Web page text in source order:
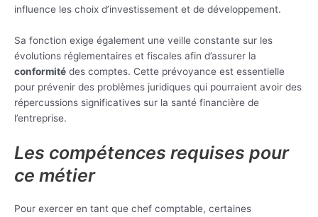
influence les choix d’investissement et de développement.
Sa fonction exige également une veille constante sur les
évolutions réglementaires et fiscales afin d’assurer la
conformité des comptes. Cette prévoyance est essentielle
pour prévenir des problèmes juridiques qui pourraient avoir des
répercussions significatives sur la santé financière de
l’entreprise.
Les compétences requises pour
ce métier
Pour exercer en tant que chef comptable, certaines